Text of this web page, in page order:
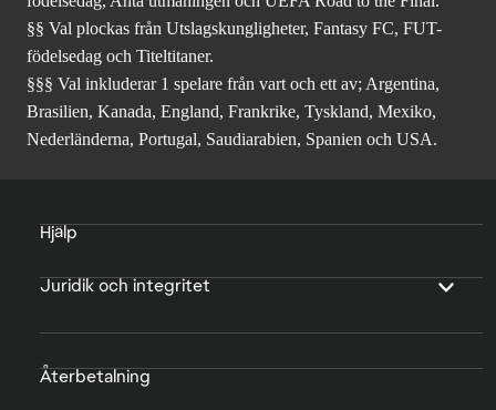
§§ Val plockas från Utslagskungligheter, Fantasy FC, FUT-
födelsedag och Titeltitaner.
§§§ Val inkluderar 1 spelare från vart och ett av; Argentina,
Brasilien, Kanada, England, Frankrike, Tyskland, Mexiko,
Nederländerna, Portugal, Saudiarabien, Spanien och USA.
Hjälp
Juridik och integritet
Återbetalning